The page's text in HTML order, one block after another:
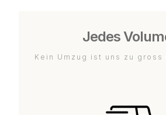
Jedes
Kein Umzug ist uns zu gross